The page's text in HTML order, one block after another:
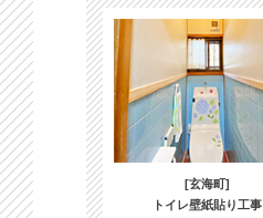
[玄海町]
トイレ壁紙貼り工事